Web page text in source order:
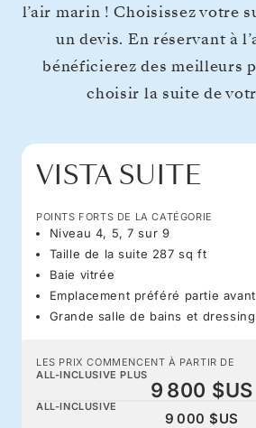
l’air marin ! Choisissez votre
un devis. En réservant à
bénéficierez des meilleurs
choisir la suite de
VISTA SUITE
POINTS FORTS DE LA CATÉGORIE
Niveau 4, 5, 7 sur 9
Taille de la suite 287 sq ft
Baie vitrée
Emplacement préféré partie avant
Grande salle de bains et dressing
LES PRIX COMMENCENT À PARTIR DE
ALL-INCLUSIVE PLUS
9 800 $US
ALL-INCLUSIVE
9 000 $US